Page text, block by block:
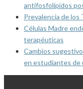
antifosfolípidos
Prevalencia de
Células Madre
terapéuticas
Cambios
en estudiantes de